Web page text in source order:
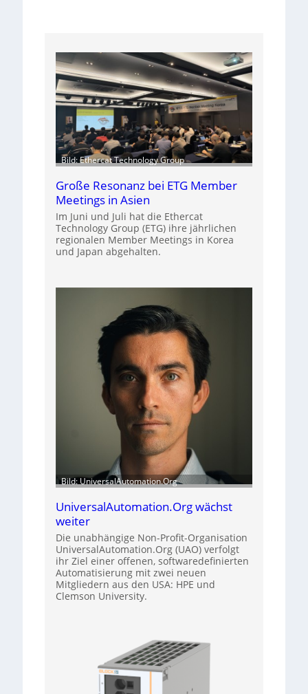
Bild: Ethercat Technology Group
Große Resonanz bei ETG Member
Meetings in Asien
Im Juni und Juli hat die Ethercat
Technology Group (ETG) ihre jährlichen
regionalen Member Meetings in Korea
und Japan abgehalten.
Bild: UniversalAutomation.Org
UniversalAutomation.Org wächst
weiter
Die unabhängige Non-Profit-Organisation
UniversalAutomation.Org (UAO) verfolgt
ihr Ziel einer offenen, softwaredefinierten
Automatisierung mit zwei neuen
Mitgliedern aus den USA: HPE und
Clemson University.